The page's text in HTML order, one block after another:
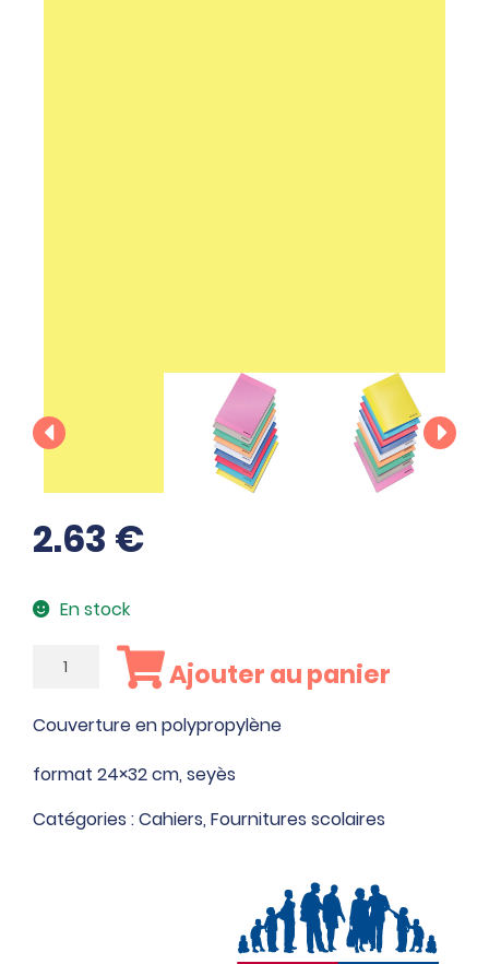
2.63 €
En stock
quantité
piqué
140
Ajouter au panier
Couverture en polypropylène
format 24×32 cm, seyès
Catégories :Cahiers, Fournitures scolaires